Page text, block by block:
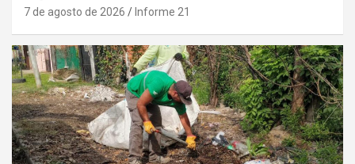
7 de agosto de 2026 Informe 21